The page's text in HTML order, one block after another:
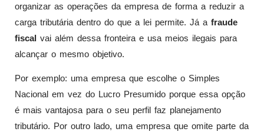
organizar as operações da empresa de forma a reduzir a
carga tributária dentro do que a lei permite. Já a fraude
fiscal vai além dessa fronteira e usa meios ilegais para
alcançar o mesmo objetivo.
Por exemplo: uma empresa que escolhe o Simples
Nacional em vez do Lucro Presumido porque essa opção
é mais vantajosa para o seu perfil faz planejamento
tributário. Por outro lado, uma empresa que omite parte da